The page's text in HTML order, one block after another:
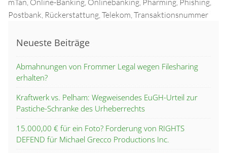
mTan, Online-Banking, Onlinebanking, Pharming, Phishing,
Postbank, Rückerstattung,Telekom,Transaktionsnummer
Neueste Beiträge
Abmahnungen von Frommer Legal wegen Filesharing
erhalten?
Kraftwerk vs. Pelham: Wegweisendes EuGH-Urteil zur
Pastiche-Schranke des Urheberrechts
15.000,00 € für ein Foto? Forderung von RIGHTS
DEFEND für Michael Grecco Productions Inc.